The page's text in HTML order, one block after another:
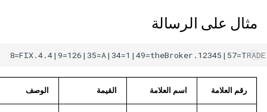
مثال على الرسالة
رقم العلامة اسم العلامة القيمة الوصف